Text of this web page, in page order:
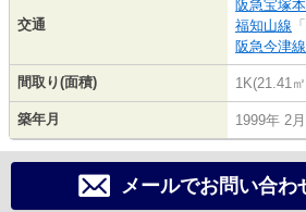
交通
阪急宝塚
福知山線 「
阪急今津線
間取り(面積) 1K(21.41
築年月 1999年 2
メールでお問い合わ